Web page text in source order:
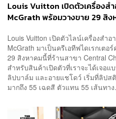
Louis Vuitton เปิดตัวเครื่องส
McGrath พร้อมวางขาย 29 สิง
Louis Vuitton เปิดตัวไลน์เครื่องสำอ
McGrath มาเป็นครีเอทีฟไดเรกเต
29 สิงหาคมนี้ที่ร้านสาขา Central
สำหรับสินค้าเปิดตัวที่เราจะได้เจอ
ลิปบาล์ม และอายแชโดว์ เริ่มที่ลิปส
มากถึง 55 เฉดสี ตัวแทน 55 เส้นทาง